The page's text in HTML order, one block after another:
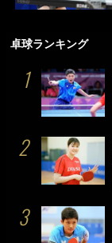
卓球ランキング